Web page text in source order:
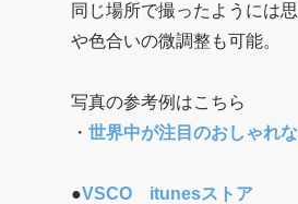
同じ場所で撮ったようには
や色合いの微調整も可能。
写真の参考例はこちら
・ 世界中が注目のおしゃれ
●VSCO itunesストア